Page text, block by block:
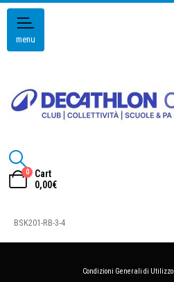
menu
0
Cart
0,00€
BSK201-RB-3-4
Condizioni Generali di Utilizzo